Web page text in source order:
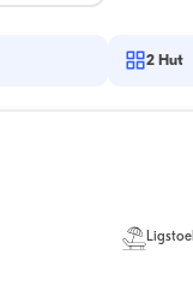
2 Hut
Ligstoel